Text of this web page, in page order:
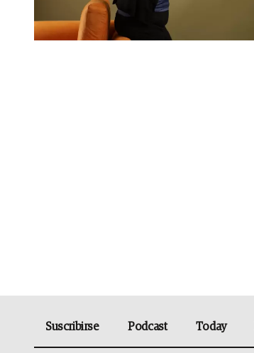
Suscribirse Podcast Today